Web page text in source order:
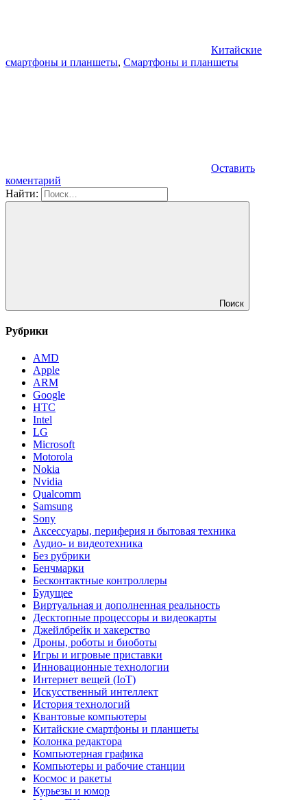
Китайские
смартфоны и планшеты, Смартфоны и планшеты
Оставить
коментарий
Найти:
Поиск
Рубрики
AMD
Apple
ARM
Google
HTC
Intel
LG
Microsoft
Motorola
Nokia
Nvidia
Qualcomm
Samsung
Sony
Аксессуары, периферия и бытовая техника
Аудио- и видеотехника
Без рубрики
Бенчмарки
Бесконтактные контроллеры
Будущее
Виртуальная и дополненная реальность
Десктопные процессоры и видеокарты
Джейлбрейк и хакерство
Дроны, роботы и биоботы
Игры и игровые приставки
Инновационные технологии
Интернет вещей (IoT)
Искусственный интеллект
История технологий
Квантовые компьютеры
Китайские смартфоны и планшеты
Колонка редактора
Компьютерная графика
Компьютеры и рабочие станции
Космос и ракеты
Курьезы и юмор